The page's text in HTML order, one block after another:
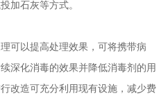
加石灰等方式。
以提高处理效果，可将携带病
深化消毒的效果并降低消毒剂的用
改造可充分利用现有设施，减少费